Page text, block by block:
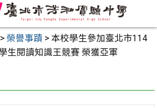
> 榮譽事蹟 > 本校學生參加臺北市114
生閱讀知識王競賽 榮獲亞軍